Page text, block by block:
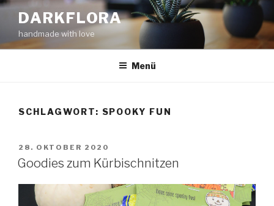
Zum
Inhalt
springen
DARKFLORA
handmade with love
Menü
SCHLAGWORT: SPOOKY FUN
VERÖFFENTLICHT
AM
28. OKTOBER 2020
Goodies zum Kürbischnitzen